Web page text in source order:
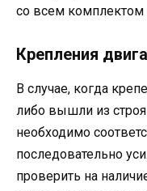
со всем комплектом
Крепления
В случае, когда
либо вышли из
необходимо
последовательно
проверить на